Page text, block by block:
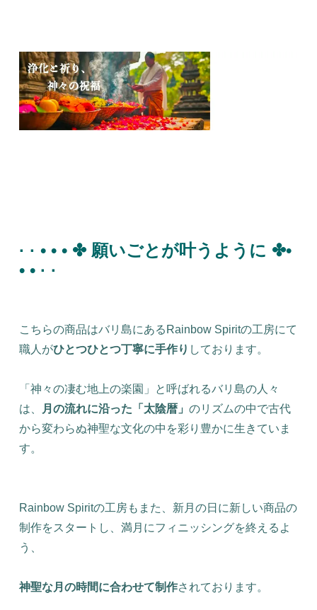
· · • • • ✤ 願いごとが叶うように ✤•
• • · ·
こちらの商品はバリ島にあるRainbow Spiritの工房にて
職人がひとつひとつ丁寧に手作り しております。
「神々の凄む地上の楽園」と呼ばれるバリ島の人々
は、
月の流れに沿った「太陰暦」 のリズムの中で古代
から変わらぬ神聖な文化の中を彩り豊かに生きていま
す。
Rainbow Spiritの工房もまた、新月の日に新しい商品の
制作をスタートし、満月にフィニッシングを終えるよ
う、
神聖な月の時間に合わせて制作されております。